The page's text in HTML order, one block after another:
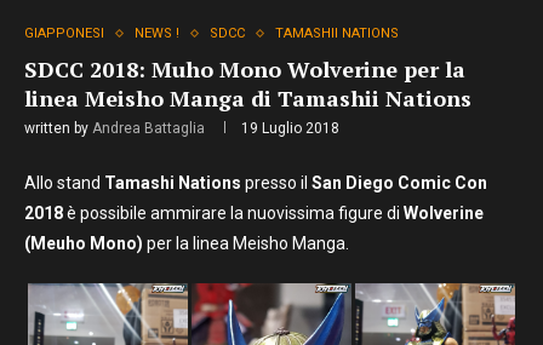
GIAPPONESI NEWS ! SDCC TAMASHII NATIONS
SDCC 2018: Muho Mono Wolverine per la
linea Meisho Manga di Tamashii Nations
written by Andrea Battaglia 19 Luglio 2018
Allo stand Tamashi Nations presso il San Diego Comic Con
2018è possibile ammirare la nuovissima figure di Wolverine
(Meuho Mono) per la linea Meisho Manga.